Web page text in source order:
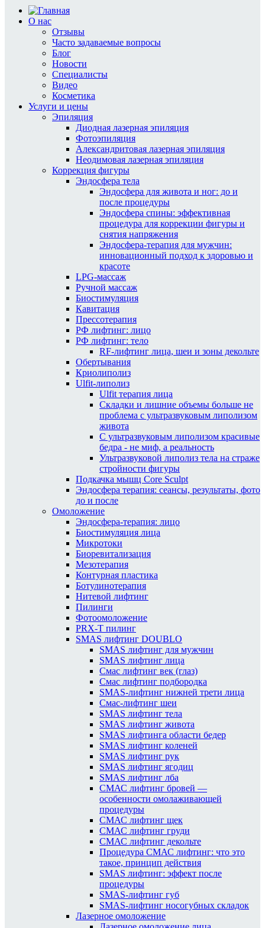
О нас
Отзывы
Часто задаваемые вопросы
Блог
Новости
Специалисты
Видео
Косметика
Услуги и цены
Эпиляция
Диодная лазерная эпиляция
Фотоэпиляция
Александритовая лазерная эпиляция
Неодимовая лазерная эпиляция
Коррекция фигуры
Эндосфера тела
Эндосфера для живота и ног: до и
после процедуры
Эндосфера спины: эффективная
процедура для коррекции фигуры и
снятия напряжения
Эндосфера-терапия для мужчин:
инновационный подход к здоровью и
красоте
LPG-массаж
Ручной массаж
Биостимуляция
Кавитация
Прессотерапия
РФ лифтинг: лицо
РФ лифтинг: тело
RF-лифтинг лица, шеи и зоны декольте
Обертывания
Криолиполиз
Ulfit-липолиз
Ulfit терапия лица
Складки и лишние объемы больше не
проблема с ультразвуковым липолизом
живота
С ультразвуковым липолизом красивые
бедра - не миф, а реальность
Ультразвуковой липолиз тела на страже
стройности фигуры
Подкачка мышц Core Sculpt
Эндосфера терапия: сеансы, результаты, фото
до и после
Омоложение
Эндосфера-терапия: лицо
Биостимуляция лица
Микротоки
Биоревитализация
Мезотерапия
Контурная пластика
Ботулинотерапия
Нитевой лифтинг
Пилинги
Фотоомоложение
PRX-T пилинг
SMAS лифтинг DOUBLO
SMAS лифтинг для мужчин
SMAS лифтинг лица
Смас лифтинг век (глаз)
Смас лифтинг подбородка
SMAS-лифтинг нижней трети лица
Смас-лифтинг шеи
SMAS лифтинг тела
SMAS лифтинг живота
SMAS лифтинга области бедер
SMAS лифтинг коленей
SMAS лифтинг рук
SMAS лифтинг ягодиц
SMAS лифтинг лба
СМАС лифтинг бровей —
особенности омолаживающей
процедуры
СМАС лифтинг щек
СМАС лифтинг груди
СМАС лифтинг декольте
Процедура СМАС лифтинг: что это
такое, принцип действия
SMAS лифтинг: эффект после
процедуры
SMAS-лифтинг губ
SMAS-лифтинг носогубных складок
Лазерное омоложение